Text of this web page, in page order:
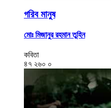
গরিব মানুষ
মোঃ মিজানুর রহমান তুহিন
কবিতা
৪৭ ২৬০ ০